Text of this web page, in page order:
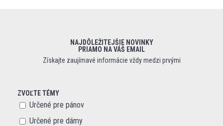
NAJDÔLEŽITEJŠIE NOVINKY
PRIAMO NA VÁŠ EMAIL
Získajte zaujímavé informácie vždy medzi prvými
ZVOĽTE TÉMY
Určené pre pánov
Určené pre dámy